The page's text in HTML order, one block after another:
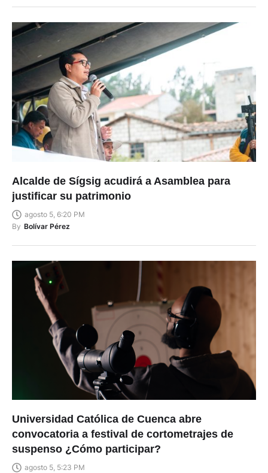
Alcalde de Sígsig acudirá a Asamblea para
justificar su patrimonio
agosto 5, 6:20 PM
By Bolívar Pérez
Universidad Católica de Cuenca abre
convocatoria a festival de cortometrajes de
suspenso ¿Cómo participar?
agosto 5, 5:23 PM